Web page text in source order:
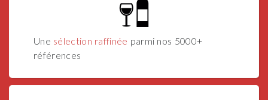
Une sélection raffinée parmi nos 5000+
références